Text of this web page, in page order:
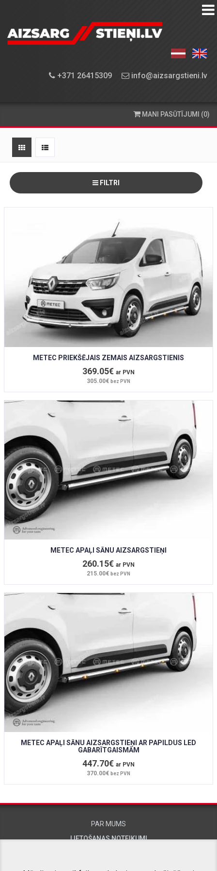
+371 26415309 info@aizsargstieni.lv
AIZSARGSTIEŅU
APRĪKOJUMA
PIEGĀDE
KONTAKTINFORMĀCIJA
MANI PASŪTĪJUMI (0)
FILTRI
METEC PRIEKŠĒJAIS ZEMAIS AIZSARGSTIENIS
369.05€ ar PVN
305.00€ bez PVN
METEC APAĻI SĀNU AIZSARGSTIEŅI
260.15€ ar PVN
215.00€ bez PVN
METEC APAĻI SĀNU AIZSARGSTIEŅI AR PAPILDUS LED
GABARĪTGAISMĀM
447.70€ ar PVN
370.00€ bez PVN
PAR MUMS
LIETOŠANAS NOTEIKUMI